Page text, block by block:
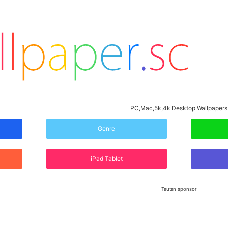
PC,Mac,5k,4k Desktop Wallpapers
Genre
iPad Tablet
Tautan sponsor